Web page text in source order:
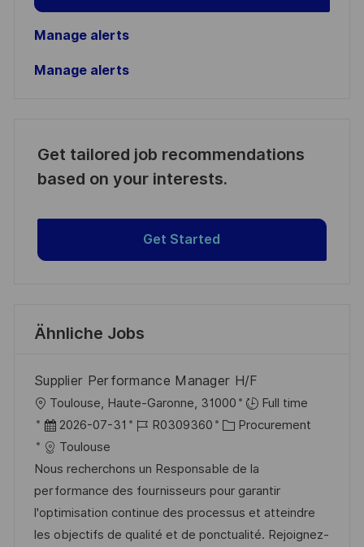
Manage alerts
Manage alerts
Get tailored job recommendations
based on your interests.
Get Started
Ähnliche Jobs
Supplier Performance Manager H/F
O
r
t
Toulouse, Haute-Garonne, 31000
Full time
D
a
t
u
m
d
2026-07-31
J
b
-
I
D
R0309360
K
t
e
g
o
Procurement
Toulouse
Nous recherchons un Responsable de la
performance des fournisseurs pour garantir
l'optimisation continue des processus et atteindre
les objectifs de qualité et de ponctualité. Rejoignez-